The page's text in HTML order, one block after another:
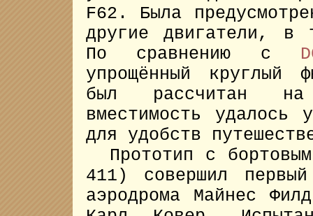
F62. Была
другие двигатели,
По сравнению с
упрощённый круглый
был рассчитан
вместимость
для удобств
Прототип c бортовым
411) совершил
аэродрома Майнес